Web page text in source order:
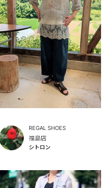
REGAL SHOES
福島店
シトロン